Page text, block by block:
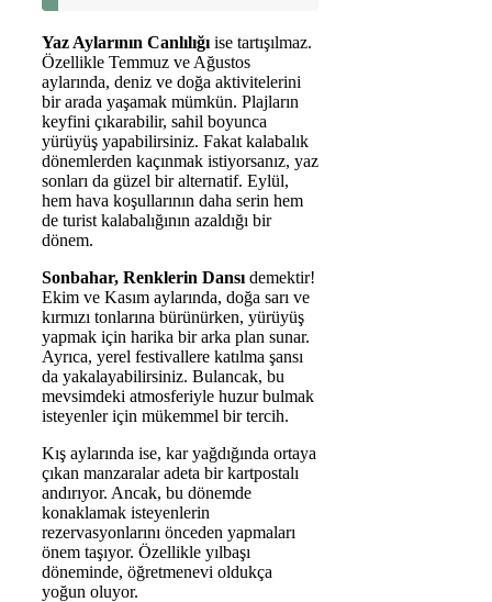
Yaz Aylarının Canlılığı ise tartışılmaz.
Özellikle Temmuz ve Ağustos
aylarında, deniz ve doğa aktivitelerini
bir arada yaşamak mümkün. Plajların
keyfini çıkarabilir, sahil boyunca
yürüyüş yapabilirsiniz. Fakat kalabalık
dönemlerden kaçınmak istiyorsanız, yaz
sonları da güzel bir alternatif. Eylül,
hem hava koşullarının daha serin hem
de turist kalabalığının azaldığı bir
dönem.
Sonbahar, Renklerin Dansı demektir!
Ekim ve Kasım aylarında, doğa sarı ve
kırmızı tonlarına bürünürken, yürüyüş
yapmak için harika bir arka plan sunar.
Ayrıca, yerel festivallere katılma şansı
da yakalayabilirsiniz. Bulancak, bu
mevsimdeki atmosferiyle huzur bulmak
isteyenler için mükemmel bir tercih.
Kış aylarında ise, kar yağdığında ortaya
çıkan manzaralar adeta bir kartpostalı
andırıyor. Ancak, bu dönemde
konaklamak isteyenlerin
rezervasyonlarını önceden yapmaları
önem taşıyor. Özellikle yılbaşı
döneminde, öğretmenevi oldukça
yoğun oluyor.